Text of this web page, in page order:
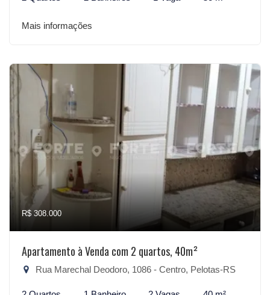
Mais informações
R$ 308.000
Apartamento à Venda com 2 quartos, 40m²
Rua Marechal Deodoro, 1086 - Centro, Pelotas-RS